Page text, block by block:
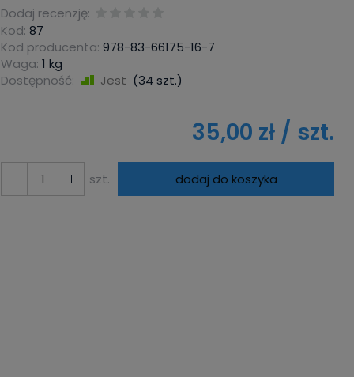
Dodaj recenzję:
Kod: 87
Kod producenta: 978-83-66175-16-7
Waga: 1 kg
Dostępność:
Jest (34 szt.)
35,00 zł / szt.
szt. dodaj do koszyka